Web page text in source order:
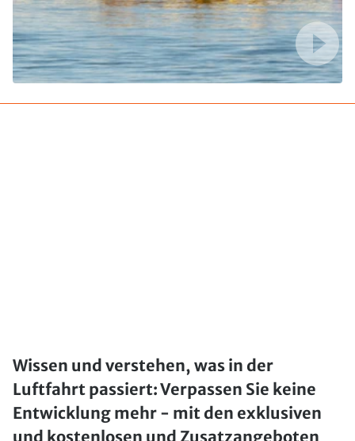
Wissen und verstehen, was in der
Luftfahrt passiert: Verpassen Sie keine
Entwicklung mehr - mit den exklusiven
und kostenlosen und Zusatzangeboten